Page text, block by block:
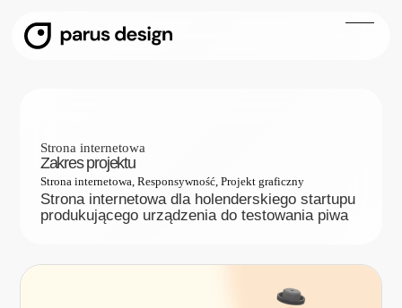
Strona internetowa
Zakres projektu
Strona internetowa, Responsywność, Projekt graficzny
Strona internetowa dla holenderskiego startupu
produkującego urządzenia do testowania piwa